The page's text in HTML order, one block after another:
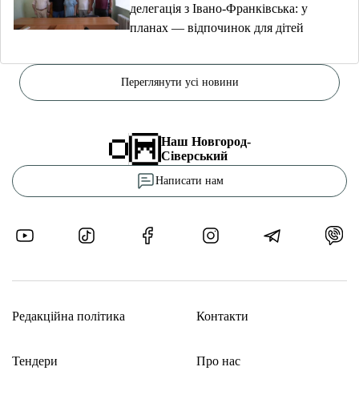
делегація з Івано-Франківська: у
планах — відпочинок для дітей
Переглянути усі новини
Наш Новгород-
Сіверський
Написати нам
Редакційна політика
Тендери
Контакти
Про нас